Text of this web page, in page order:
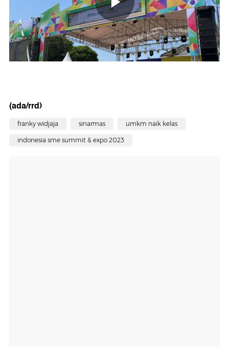
(ada/rrd)
franky widjaja sinarmas umkm naik kelas
indonesia sme summit & expo 2023